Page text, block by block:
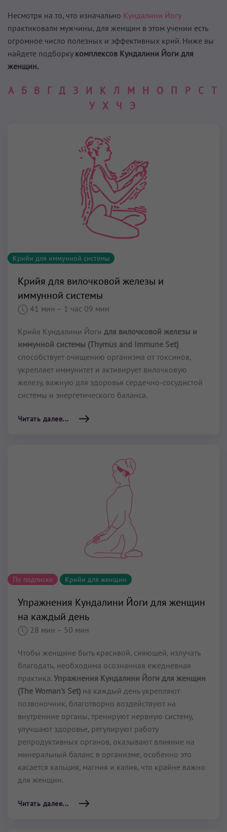
Несмотря на то, что изначально Кундалини Йогу
практиковали мужчины, для женщин в этом учении есть
огромное число полезных и эффективных крий. Ниже вы
найдете подборку комплексов Кундалини Йоги для
женщин.
А Б В Г Д З И К Л М Н О П Р С Т
У Х Ч Э
Крийи для иммунной системы
Крийя для вилочковой железы и
иммунной системы
41 мин – 1 час 09 мин
Крийя Кундалини Йоги для вилочковой железы и
иммунной системы (Thymus and Immune Set)
способствует очищению организма от токсинов,
укрепляет иммунитет и активирует вилочковую
железу, важную для здоровья сердечно-сосудистой
системы и энергетического баланса.
Читать далее...
По подписке Крийи для женщин
Упражнения Кундалини Йоги для женщин
на каждый день
28 мин – 50 мин
Чтобы женщине быть красивой, сияющей, излучать
благодать, необходима осознанная ежедневная
практика. Упражнения Кундалини Йоги для женщин
(The Woman's Set) на каждый день укрепляют
позвоночник, благотворно воздействуют на
внутренние органы, тренируют нервную систему,
улучшают здоровье, регулируют работу
репродуктивных органов, оказывают влияние на
минеральный баланс в организме, особенно это
касается кальция, магния и калия, что крайне важно
для женщин.
Читать далее...